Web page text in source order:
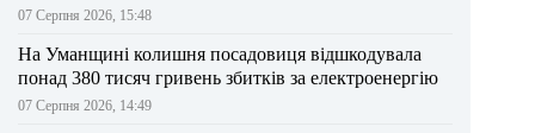
07 Серпня 2026, 15:48
На Уманщині колишня посадовиця відшкодувала
понад 380 тисяч гривень збитків за електроенергію
07 Серпня 2026, 14:49